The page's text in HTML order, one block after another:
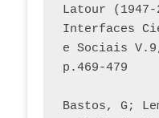
Latour
Interfaces
e Sociais
p.469-479
Bastos, G;